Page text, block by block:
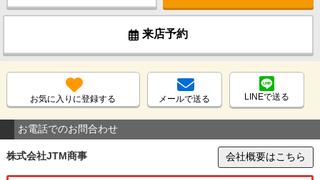
来店予約
お気に入りに登録する メールで送る LINEで送る
お電話でのお問合わせ
株式会社JTM商事 会社概要はこちら